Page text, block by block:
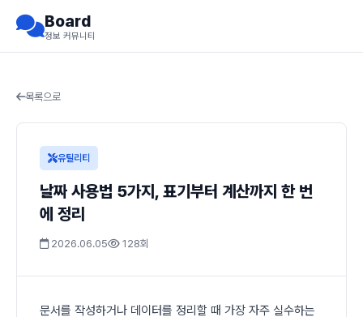
Board
정보 커뮤니티
목록으로
유틸리티
날짜 사용법 5가지, 표기부터 계산까지 한 번
에 정리
2026.06.05 128회
문서를 작성하거나 데이터를 정리할 때 가장 자주 실수하는